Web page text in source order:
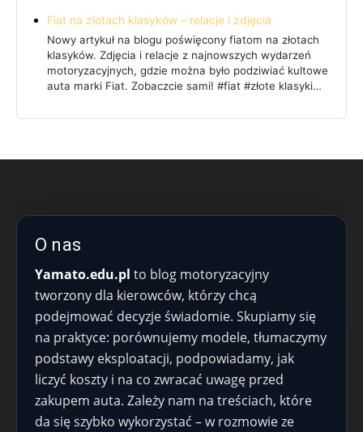
Fiat na zlotach klasyków – relacje i zdjęcia
Nowy artykuł na blogu poświęcony fiatom na złotach
klasyków. Zdjęcia i relacje z najnowszych wydarzeń
motoryzacyjnych, gdzie można było podziwiać kultowe
auta marki Fiat. Zobaczcie sami! #fiat #złote klasyki…
O nas
Yamato.edu.pl to blog motoryzacyjny
tworzony dla kierowców, którzy chcą
podejmować decyzje świadomie. Skupiamy się
na praktyce: porównujemy modele, tłumaczymy
podstawy eksploatacji, podpowiadamy, jak
liczyć koszty i na co zwracać uwagę przed
zakupem auta. Zależy nam na treściach, które
da się szybko wykorzystać – w rozmowie ze